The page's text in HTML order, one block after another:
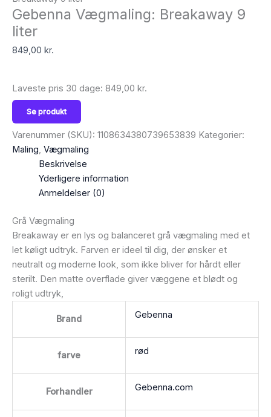
Gebenna Vægmaling: Breakaway 9
liter
849,00 kr.
Laveste pris 30 dage: 849,00 kr.
Se produkt
Varenummer (SKU): 1108634380739653839 Kategorier:
Maling, Vægmaling
Beskrivelse
Yderligere information
Anmeldelser (0)
Grå Vægmaling
Breakaway er en lys og balanceret grå vægmaling med et
let køligt udtryk. Farven er ideel til dig, der ønsker et
neutralt og moderne look, som ikke bliver for hårdt eller
sterilt. Den matte overflade giver væggene et blødt og
roligt udtryk,
Brand Gebenna
farve rød
Forhandler Gebenna.com